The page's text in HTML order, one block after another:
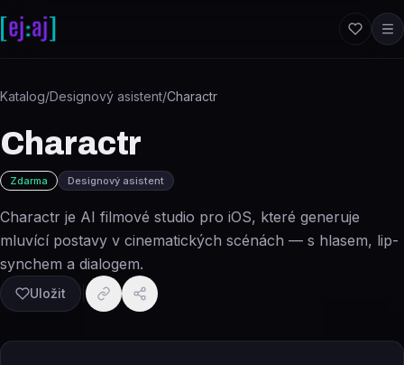
Katalog/Designový asistent/Charactr
Charactr
Zdarma Designový asistent
Charactr je AI filmové studio pro iOS, které generuje
mluvící postavy v cinematických scénách — s hlasem, lip-
synchem a dialogem.
Uložit